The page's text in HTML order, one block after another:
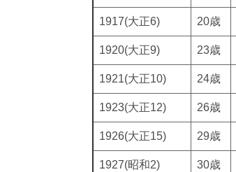
1917(大正6) 20歳
1920(大正9) 23歳
1921(大正10) 24歳
1923(大正12) 26歳
1926(大正15) 29歳
1927(昭和2) 30歳